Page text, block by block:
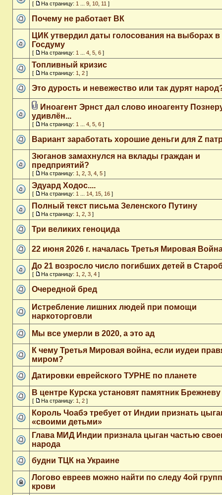
[ На страницу: 1 9 10 11 ]
Почему не работает ВК
ЦИК утвердил даты голосования на выборах в
Госдуму
[ На страницу: 1 4 5 6 ]
Топливный кризис
[ На страницу: 1 2 ]
Это дурость и невежество или так дурят
Иноагент Эрнст дал слово иноагенту
удивлён...
[ На страницу: 1 4 5 6 ]
Вариант заработать хорошие деньги для Z
Зюганов замахнулся на вклады граждан и
предприятий?
[ На страницу: 1 2 3 4 5 ]
Эдуард Ходос....
[ На страницу: 1 14 15 16 ]
Полный текст письма Зеленского Путину
[ На страницу: 1 2 3 ]
Три великих геноцида
22 июня 2026 г. началась Третья Мировая
До 21 возросло число погибших детей в
[ На страницу: 1 2 3 4 ]
Очередной бред
Истребление лишних людей при помощи
наркоторговли
Мы все умерли в 2020, а это ад
К чему Третья Мировая война, если иудеи
миром?
Датировки еврейского ТУРНЕ по планете
В центре Курска установят памятник Брежневу
[ На страницу: 1 2 ]
Король Чоабэ требует от Индии признать
«своими детьми»
Глава МИД Индии признала цыган частью
народа
будни ТЦК на Украине
Логово евреев можно найти по следу 4ой
крови